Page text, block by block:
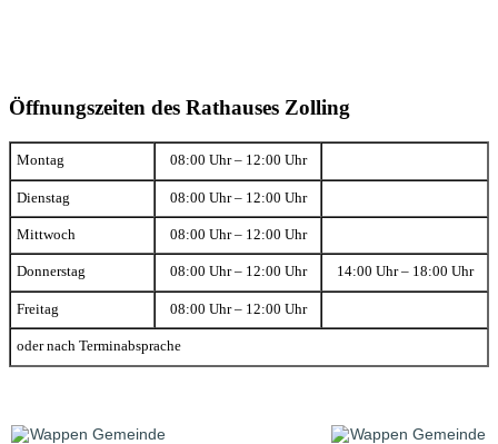
Öffnungszeiten des Rathauses Zolling
Montag 08:00 Uhr – 12:00 Uhr
Dienstag 08:00 Uhr – 12:00 Uhr
Mittwoch 08:00 Uhr – 12:00 Uhr
Donnerstag 08:00 Uhr – 12:00 Uhr 14:00 Uhr – 18:00 Uhr
Freitag 08:00 Uhr – 12:00 Uhr
oder nach Terminabsprache